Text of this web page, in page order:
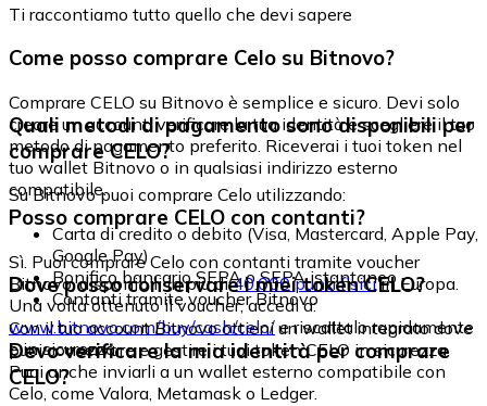
Ti raccontiamo tutto quello che devi sapere
Come posso comprare Celo su Bitnovo?
Comprare CELO su Bitnovo è semplice e sicuro. Devi solo
creare un account, verificare la tua identità e scegliere il tuo
metodo di pagamento preferito. Riceverai i tuoi token nel
tuo wallet Bitnovo o in qualsiasi indirizzo esterno
compatibile.
Quali metodi di pagamento sono disponibili per
comprare CELO?
Su Bitnovo puoi comprare Celo utilizzando:
Carta di credito o debito (Visa, Mastercard, Apple Pay,
Google Pay)
Bonifico bancario SEPA o SEPA istantaneo
Contanti tramite voucher Bitnovo
Posso comprare CELO con contanti?
Sì. Puoi comprare Celo con contanti tramite voucher
Bitnovo, disponibili in più di40.000 punti fisiciin Europa.
Una volta ottenuto il voucher, accedi a:
www.bitnovo.com/buy/cash/celo/e riscattalo rapidamente
e in sicurezza.
Dove posso conservare i miei token CELO?
Con il tuo account Bitnovo ottieni un wallet integrato dove
puoi conservare e gestire i tuoi token CELO in sicurezza.
Puoi anche inviarli a un wallet esterno compatibile con
Celo, come Valora, Metamask o Ledger.
Devo verificare la mia identità per comprare
CELO?